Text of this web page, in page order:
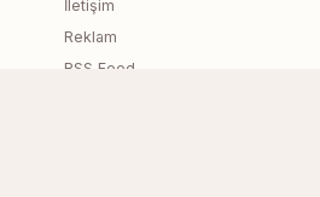
İletişim
Reklam
RSS Feed